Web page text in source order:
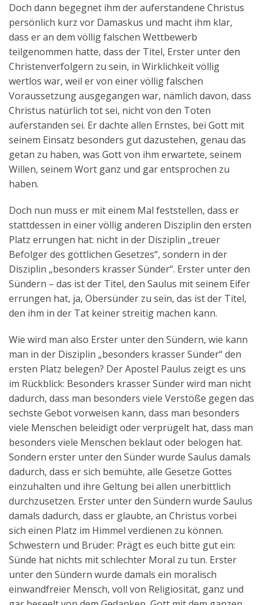
Doch dann begegnet ihm der auferstandene Christus
persönlich kurz vor Damaskus und macht ihm klar,
dass er an dem völlig falschen Wettbewerb
teilgenommen hatte, dass der Titel, Erster unter den
Christenverfolgern zu sein, in Wirklichkeit völlig
wertlos war, weil er von einer völlig falschen
Voraussetzung ausgegangen war, nämlich davon, dass
Christus natürlich tot sei, nicht von den Toten
auferstanden sei. Er dachte allen Ernstes, bei Gott mit
seinem Einsatz besonders gut dazustehen, genau das
getan zu haben, was Gott von ihm erwartete, seinem
Willen, seinem Wort ganz und gar entsprochen zu
haben.
Doch nun muss er mit einem Mal feststellen, dass er
stattdessen in einer völlig anderen Disziplin den ersten
Platz errungen hat: nicht in der Disziplin „treuer
Befolger des göttlichen Gesetzes“, sondern in der
Disziplin „besonders krasser Sünder“. Erster unter den
Sündern – das ist der Titel, den Saulus mit seinem Eifer
errungen hat, ja, Obersünder zu sein, das ist der Titel,
den ihm in der Tat keiner streitig machen kann.
Wie wird man also Erster unter den Sündern, wie kann
man in der Disziplin „besonders krasser Sünder“ den
ersten Platz belegen? Der Apostel Paulus zeigt es uns
im Rückblick: Besonders krasser Sünder wird man nicht
dadurch, dass man besonders viele Verstöße gegen das
sechste Gebot vorweisen kann, dass man besonders
viele Menschen beleidigt oder verprügelt hat, dass man
besonders viele Menschen beklaut oder belogen hat.
Sondern erster unter den Sünder wurde Saulus damals
dadurch, dass er sich bemühte, alle Gesetze Gottes
einzuhalten und ihre Geltung bei allen unerbittlich
durchzusetzen. Erster unter den Sündern wurde Saulus
damals dadurch, dass er glaubte, an Christus vorbei
sich einen Platz im Himmel verdienen zu können.
Schwestern und Brüder: Prägt es euch bitte gut ein:
Sünde hat nichts mit schlechter Moral zu tun. Erster
unter den Sündern wurde damals ein moralisch
einwandfreier Mensch, voll von Religiosität, ganz und